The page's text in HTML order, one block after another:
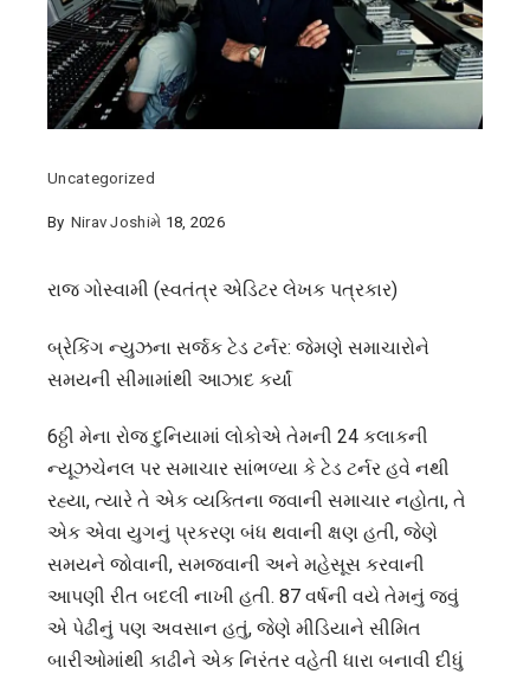
Uncategorized
By Nirav Joshiમે 18, 2026
રાજ ગોસ્વામી (સ્વતંત્ર એડિટર લેખક પત્રકાર)
બ્રેકિંગ ન્યુઝના સર્જક ટેડ ટર્નર: જેમણે સમાચારોને
સમયની સીમામાંથી આઝાદ કર્યાં
6ઠ્ઠી મેના રોજ દુનિયામાં લોકોએ તેમની 24 કલાકની
ન્યૂઝચેનલ પર સમાચાર સાંભળ્યા કે ટેડ ટર્નર હવે નથી
રહ્યા, ત્યારે તે એક વ્યક્તિના જવાની સમાચાર નહોતા, તે
એક એવા યુગનું પ્રકરણ બંધ થવાની ક્ષણ હતી, જેણે
સમયને જોવાની, સમજવાની અને મહેસૂસ કરવાની
આપણી રીત બદલી નાખી હતી. 87 વર્ષની વયે તેમનું જવું
એ પેઢીનું પણ અવસાન હતું, જેણે મીડિયાને સીમિત
બારીઓમાંથી કાઢીને એક નિરંતર વહેતી ધારા બનાવી દીધું